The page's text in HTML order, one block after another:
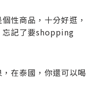
性商品，十分好逛，
忘記了要shopping
在泰國，你還可以喝